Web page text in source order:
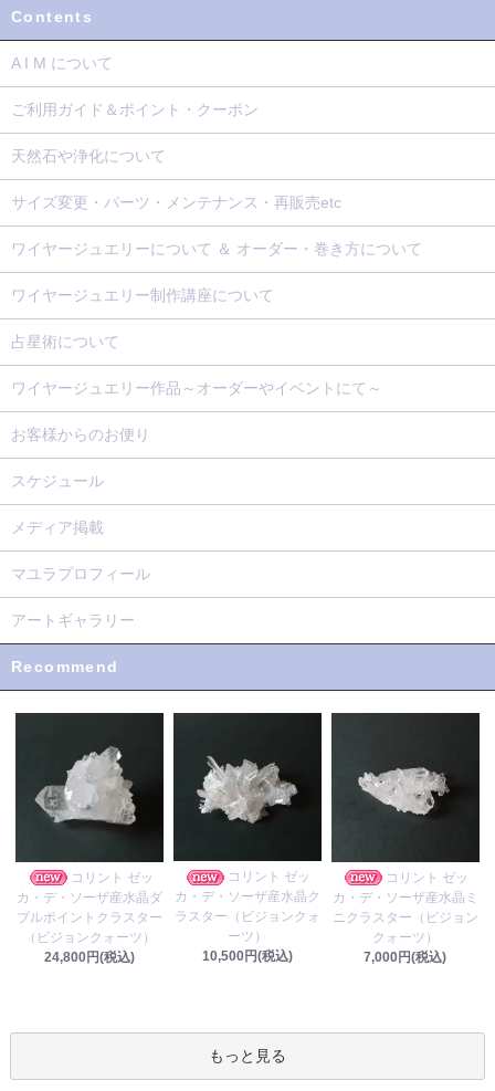
Contents
A I M について
ご利用ガイド＆ポイント・クーポン
天然石や浄化について
サイズ変更・パーツ・メンテナンス・再販売etc
ワイヤージュエリーについて ＆ オーダー・巻き方について
ワイヤージュエリー制作講座について
占星術について
ワイヤージュエリー作品～オーダーやイベントにて～
お客様からのお便り
スケジュール
メディア掲載
マユラプロフィール
アートギャラリー
Recommend
コリント ゼッ
カ・デ・ソーザ産水晶ダ
ブルポイントクラスター
（ビジョンクォーツ）
24,800円(税込)
コリント ゼッ
カ・デ・ソーザ産水晶ク
ラスター（ビジョンクォ
ーツ）
10,500円(税込)
コリント ゼッ
カ・デ・ソーザ産水晶ミ
ニクラスター（ビジョン
クォーツ）
7,000円(税込)
もっと見る